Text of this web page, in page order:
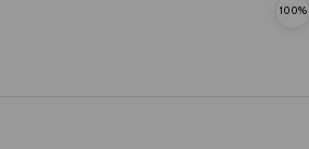
100%